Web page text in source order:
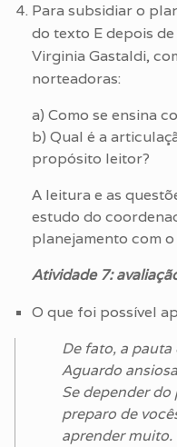
Para subsidiar o
do texto E depois
Virginia Gastaldi,
norteadoras:
a) Como se ensina
b) Qual é a
propósito leitor?
A leitura e as
estudo do
planejamento com
Atividade 7:
O que foi possível
De fato, a
Aguardo
Se depender
preparo de
aprender muito.